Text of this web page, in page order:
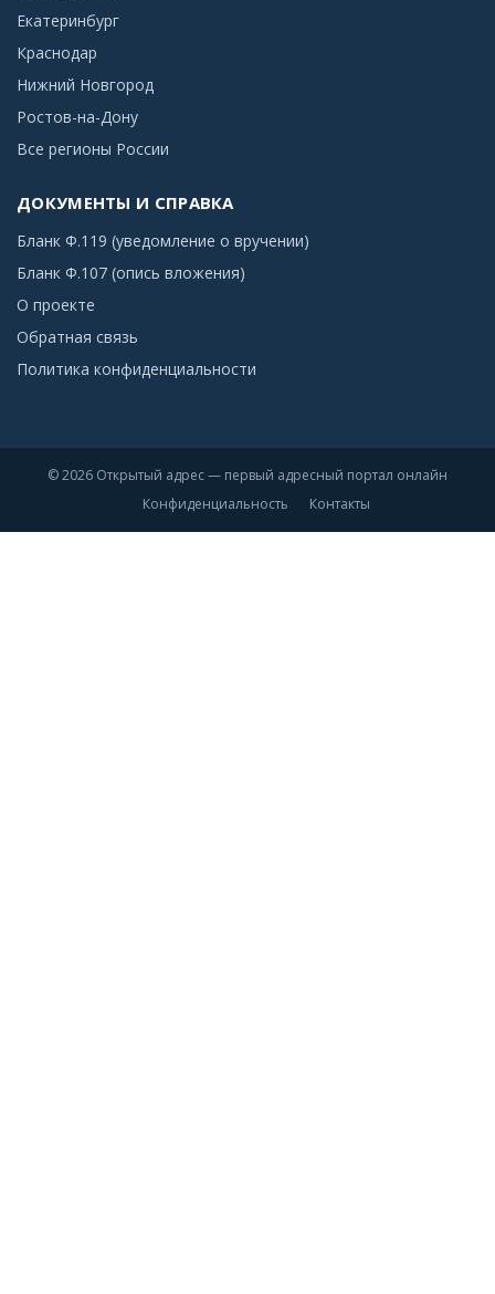
Екатеринбург
Краснодар
Нижний Новгород
Ростов-на-Дону
Все регионы России
ДОКУМЕНТЫ И СПРАВКА
Бланк Ф.119 (уведомление о вручении)
Бланк Ф.107 (опись вложения)
О проекте
Обратная связь
Политика конфиденциальности
© 2026 Открытый адрес — первый адресный портал онлайн
Конфиденциальность
Контакты